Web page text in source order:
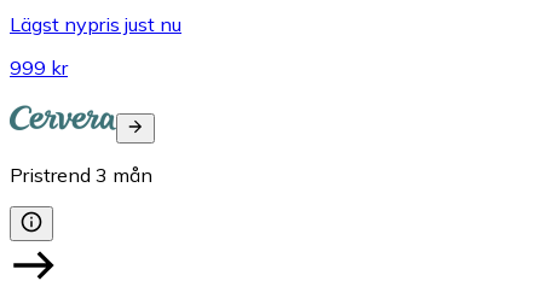
Lägst nypris just nu
999 kr
Pristrend 3 mån